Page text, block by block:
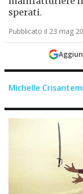
sperati.
Pubblicato il 23 mag
Michelle Crisantemi